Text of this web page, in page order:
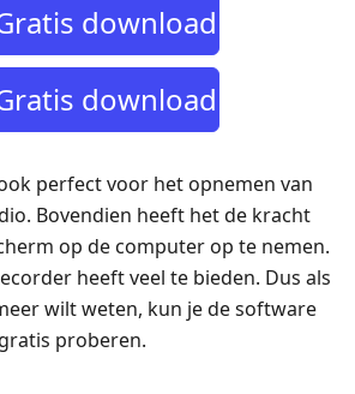
download
download
perfect voor het opnemen van
Bovendien heeft het de kracht
op de computer op te nemen.
heeft veel te bieden. Dus als
wilt weten, kun je de software
proberen.